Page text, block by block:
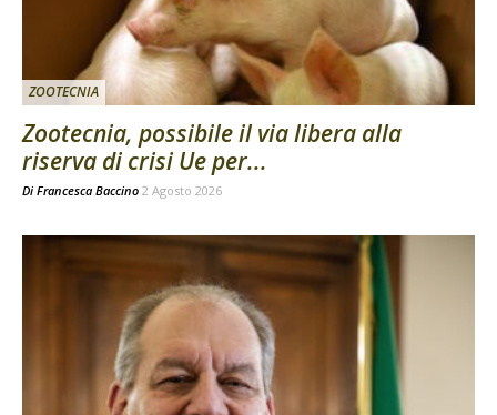
ZOOTECNIA
Zootecnia, possibile il via libera alla
riserva di crisi Ue per...
Di Francesca Baccino 2 Agosto 2026